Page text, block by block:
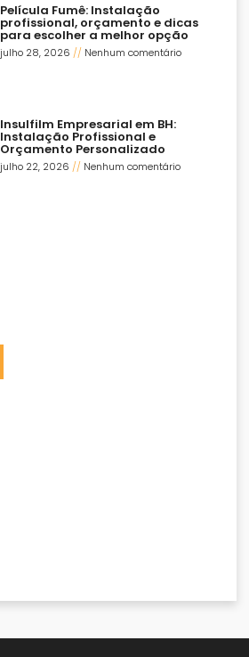
Película Fumê: Instalação
profissional, orçamento e dicas
para escolher a melhor opção
julho 28, 2026 Nenhum comentário
Insulfilm Empresarial em BH:
Instalação Profissional e
Orçamento Personalizado
julho 22, 2026 Nenhum comentário